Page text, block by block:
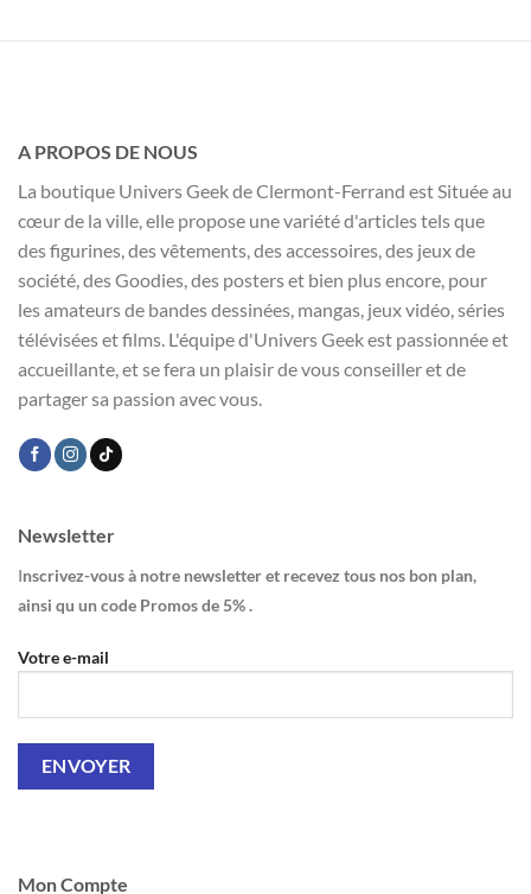
A PROPOS DE NOUS
La boutique Univers Geek de Clermont-Ferrand est Située au
cœur de la ville, elle propose une variété d'articles tels que
des figurines, des vêtements, des accessoires, des jeux de
société, des Goodies, des posters et bien plus encore, pour
les amateurs de bandes dessinées, mangas, jeux vidéo, séries
télévisées et films. L'équipe d'Univers Geek est passionnée et
accueillante, et se fera un plaisir de vous conseiller et de
partager sa passion avec vous.
Mon Compte
Newsletter
Inscrivez-vous à notre newsletter et recevez tous nos bon plan,
ainsi qu un code Promos de 5% .
Votre e-mail